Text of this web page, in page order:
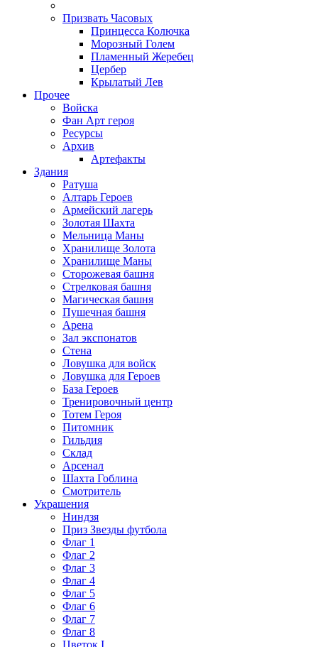
Призвать Часовых
Принцесса Колючка
Морозный Голем
Пламенный Жеребец
Цербер
Крылатый Лев
Прочее
Войска
Фан Арт героя
Ресурсы
Архив
Артефакты
Здания
Ратуша
Алтарь Героев
Армейский лагерь
Золотая Шахта
Мельница Маны
Хранилище Золота
Хранилище Маны
Сторожевая башня
Стрелковая башня
Магическая башня
Пушечная башня
Арена
Зал экспонатов
Стена
Ловушка для войск
Ловушка для Героев
База Героев
Тренировочный центр
Тотем Героя
Питомник
Гильдия
Склад
Арсенал
Шахта Гоблина
Смотритель
Украшения
Ниндзя
Приз Звезды футбола
Флаг 1
Флаг 2
Флаг 3
Флаг 4
Флаг 5
Флаг 6
Флаг 7
Флаг 8